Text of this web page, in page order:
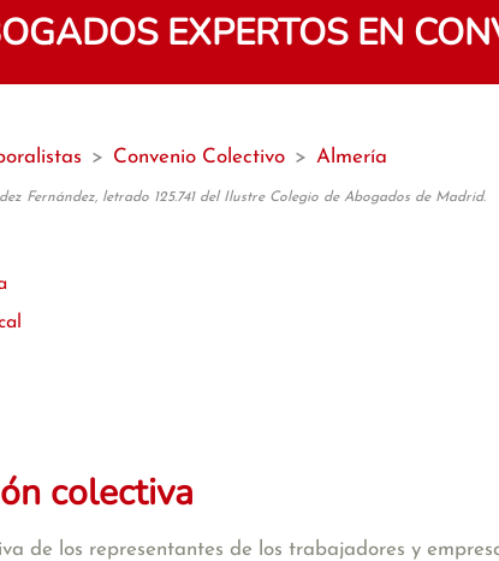
EXPERTOS EN
> Convenio Colectivo > Almería
Fernández, letrado 125.741 del Ilustre Colegio de Abogados de Madrid.
colectiva
de los representantes de los trabajadores y